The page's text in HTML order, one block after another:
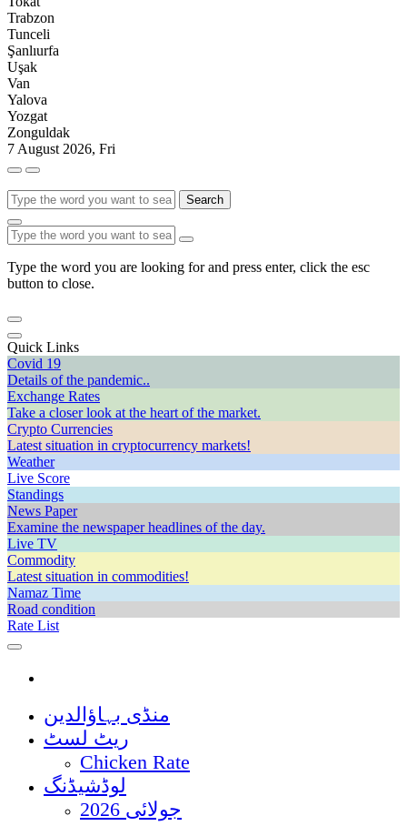
Trabzon
Tunceli
Şanlıurfa
Uşak
Van
Yalova
Yozgat
Zonguldak
7 August 2026, Fri
Search
Type the word you are looking for and press enter, click the esc
button to close.
Quick Links
Covid 19
Details of the pandemic..
Exchange Rates
Take a closer look at the heart of the market.
Crypto Currencies
Latest situation in cryptocurrency markets!
Weather
Live Score
Standings
News Paper
Examine the newspaper headlines of the day.
Live TV
Commodity
Latest situation in commodities!
Namaz Time
Road condition
Rate List
منڈی بہاؤالدین
ریٹ لسٹ
Chicken Rate
لوڈشیڈنگ
جولائی 2026